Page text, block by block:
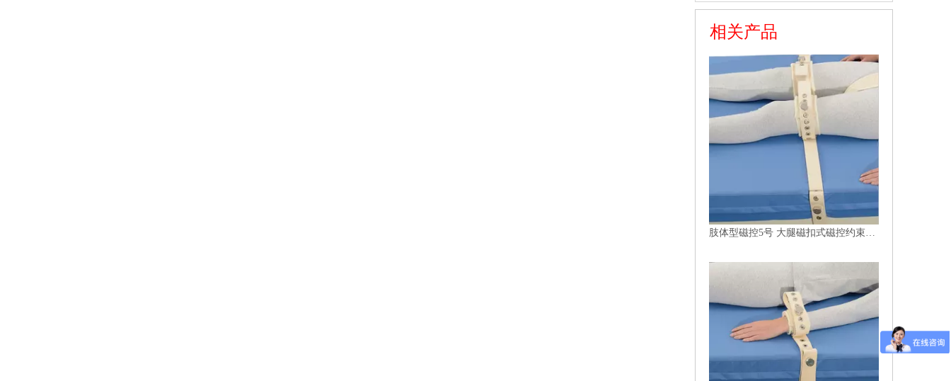
相关产品
肢体型磁控5号 大腿磁扣式磁控约束带 医用固定带定制